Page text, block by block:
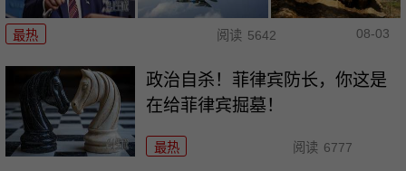
最热 阅读 5642 08-03
政治自杀！菲律宾防长，你这是
在给菲律宾掘墓！
最热 阅读 6777